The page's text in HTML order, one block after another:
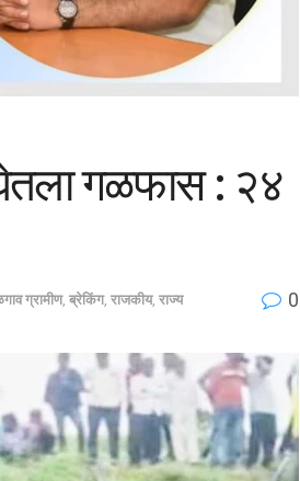
घेतला गळफास : २४
ग्रामीण, ब्रेकिंग, राजकीय, राज्य 0